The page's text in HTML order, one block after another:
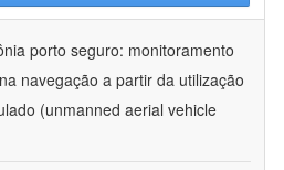
porto seguro: monitoramento
navegação a partir da utilização
(unmanned aerial vehicle